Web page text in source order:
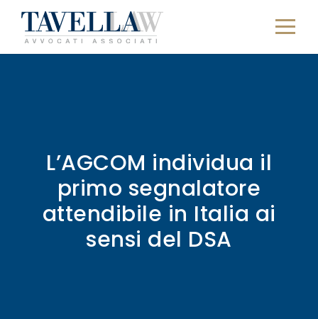
L’AGCOM individua il
primo segnalatore
attendibile in Italia ai
sensi del DSA